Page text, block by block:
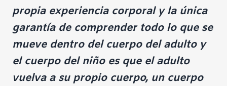
propia experiencia corporal y la única
garantía de comprender todo lo que se
mueve dentro del cuerpo del adulto y
el cuerpo del niño es que el adulto
vuelva a su propio cuerpo, un cuerpo